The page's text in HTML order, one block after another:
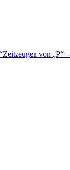
Zeitzeugen von P –